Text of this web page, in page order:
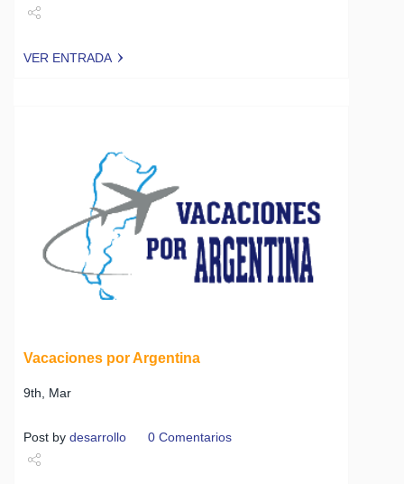
VER ENTRADA
Vacaciones por Argentina
9th, Mar
Post by desarrollo 0 Comentarios